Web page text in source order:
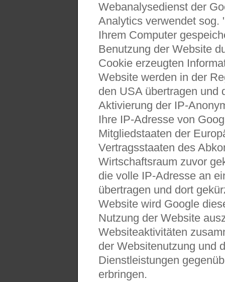
Webanalysedienst der
Analytics verwendet sog.
Ihrem Computer
Benutzung der Website
Cookie erzeugten
Website werden in der
den USA übertragen und
Aktivierung der IP-
Ihre IP-Adresse von
Mitgliedstaaten der
Vertragsstaaten des
Wirtschaftsraum zuvor
die volle IP-Adresse an
übertragen und dort
Website wird Google
Nutzung der Website
Websiteaktivitäten
der Websitenutzung und
Dienstleistungen
erbringen.